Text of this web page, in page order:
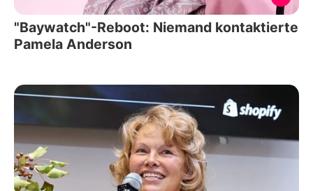
"Baywatch"-Reboot: Niemand kontaktierte
Pamela Anderson